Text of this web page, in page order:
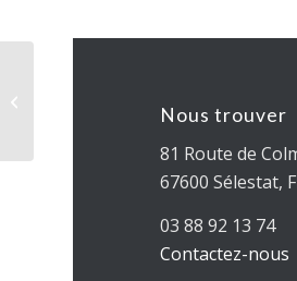
Nous trouver
81 Route de
67600 Sélestat,
03 88 92 13 74
Contactez-nous